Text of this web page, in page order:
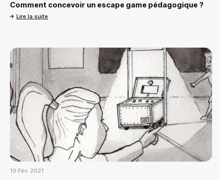
Comment concevoir un escape game pédagogique ?
Lire la suite
10 Fév. 2021